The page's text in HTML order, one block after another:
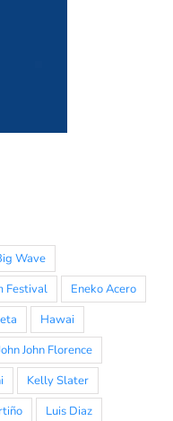
Wave
Festival
Eneko Acero
Hawai
John Florence
Kelly Slater
Luis Diaz